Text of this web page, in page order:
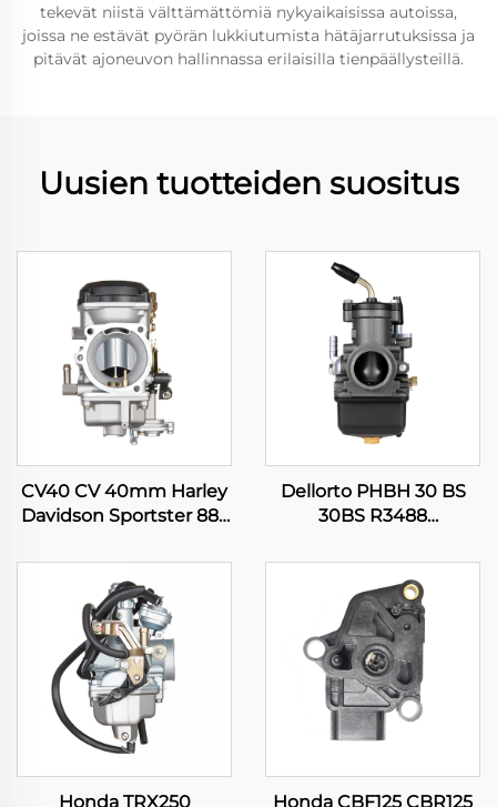
tekevät niistä välttämättömiä nykyaikaisissa autoissa,
joissa ne estävät pyörän lukkiutumista hätäjarrutuksissa ja
pitävät ajoneuvon hallinnassa erilaisilla tienpäällysteillä.
Uusien tuotteiden suositus
CV40 CV 40mm Harley
Davidson Sportster 883
Moottoripyörän
Karburattori
Dellorto PHBH 30 BS
30BS R3488
Scooterin Moottorin
Karburattori
Honda TRX250
Honda CBF125 CBR125